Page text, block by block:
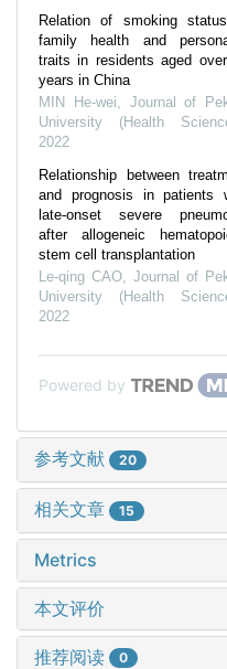
Relation of smoking
family health and
traits in residents aged
years in China
MIN He-wei, Journal of
University (Health
2022
Relationship between
and prognosis in patients
late-onset severe
after allogeneic
stem cell transplantation
Le-qing CAO, Journal of
University (Health
2022
Powered by
参考文献 20
相关文章 15
Metrics
本文评价
推荐阅读 0